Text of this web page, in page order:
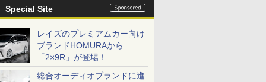
Special Site
レイズのプレミアムカー向け
ブランドHOMURAから
「2×9R」が登場！
総合オーディオブランドに進